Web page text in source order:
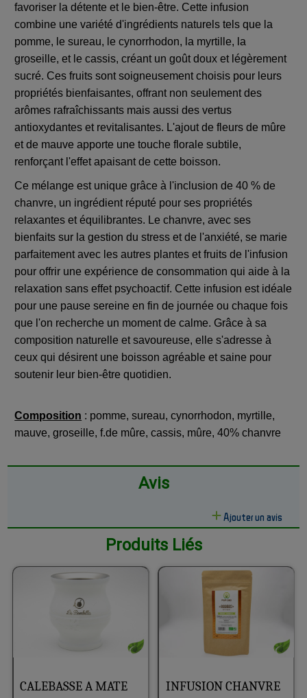
favoriser la détente et le bien-être. Cette infusion
combine une variété d'ingrédients naturels tels que la
pomme, le sureau, le cynorrhodon, la myrtille, la
groseille, et le cassis, créant un goût doux et légèrement
sucré. Ces fruits sont soigneusement choisis pour leurs
propriétés bienfaisantes, offrant non seulement des
arômes rafraîchissants mais aussi des vertus
antioxydantes et revitalisantes. L'ajout de fleurs de mûre
et de mauve apporte une touche florale subtile,
renforçant l'effet apaisant de cette boisson.
Ce mélange est unique grâce à l'inclusion de 40 % de
chanvre, un ingrédient réputé pour ses propriétés
relaxantes et équilibrantes. Le chanvre, avec ses
bienfaits sur la gestion du stress et de l'anxiété, se marie
parfaitement avec les autres plantes et fruits de l'infusion
pour offrir une expérience de consommation qui aide à la
relaxation sans effet psychoactif. Cette infusion est idéale
pour une pause sereine en fin de journée ou chaque fois
que l'on recherche un moment de calme. Grâce à sa
composition naturelle et savoureuse, elle s'adresse à
ceux qui désirent une boisson agréable et saine pour
soutenir leur bien-être quotidien.
Composition : pomme, sureau, cynorrhodon, myrtille,
mauve, groseille, f.de mûre, cassis, mûre, 40% chanvre
Avis
Ajouter un avis
Produits Liés
CALEBASSE A MATE
INFUSION CHANVRE